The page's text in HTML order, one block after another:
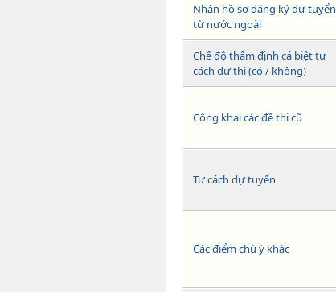
Nhận hồ sơ đăng ký dự tuyển
từ nước ngoài
Chế độ thẩm định cá biệt tư
cách dự thi (có / không)
Công khai các đề thi cũ
Tư cách dự tuyển
Các điểm chú ý khác